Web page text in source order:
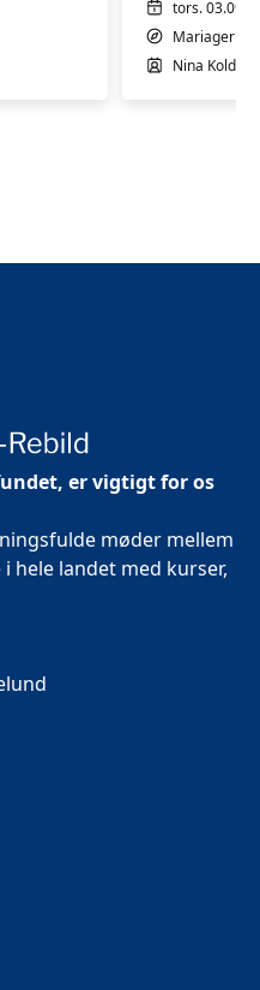
tors.
Mariager
Nina Kolditz
er vigtigt for os
møder mellem
hele landet med kurser,